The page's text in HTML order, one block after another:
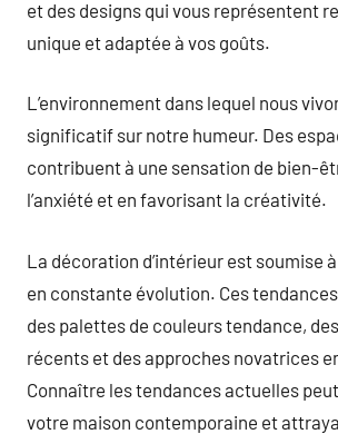
et des designs qui vous représentent
unique et adaptée à vos goûts.
L’environnement dans lequel nous
significatif sur notre humeur. Des
contribuent à une sensation de bien-
l’anxiété et en favorisant la créativité.
La décoration d’intérieur est soumise
en constante évolution. Ces
des palettes de couleurs tendance,
récents et des approches novatrices
Connaître les tendances actuelles
votre maison contemporaine et